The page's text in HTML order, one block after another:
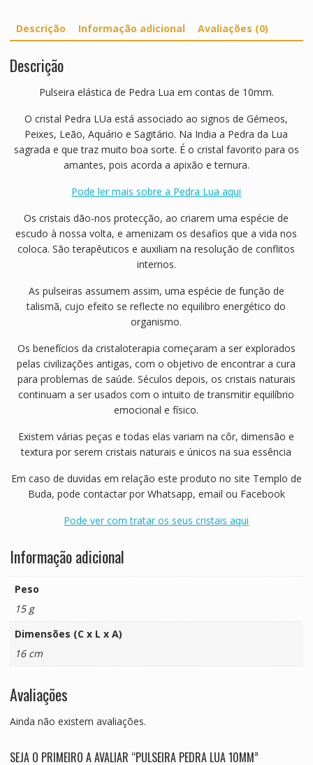
Descrição Informação adicional Avaliações (0)
Descrição
Pulseira elástica de Pedra Lua em contas de 10mm.
O cristal Pedra LUa está associado ao signos de Gémeos,
Peixes, Leão, Aquário e Sagitário. Na India a Pedra da Lua
sagrada e que traz muito boa sorte. É o cristal favorito para os
amantes, pois acorda a apixão e ternura.
Pode ler mais sobre a Pedra Lua aqui
Os cristais dão-nos protecção, ao criarem uma espécie de
escudo à nossa volta, e amenizam os desafios que a vida nos
coloca. São terapêuticos e auxiliam na resolução de conflitos
internos.
As pulseiras assumem assim, uma espécie de função de
talismã, cujo efeito se reflecte no equilibro energético do
organismo.
Os benefícios da cristaloterapia começaram a ser explorados
pelas civilizações antigas, com o objetivo de encontrar a cura
para problemas de saúde. Séculos depois, os cristais naturais
continuam a ser usados com o intuito de transmitir equilíbrio
emocional e físico.
Existem várias peças e todas elas variam na côr, dimensão e
textura por serem cristais naturais e únicos na sua essência
Em caso de duvidas em relação este produto no site Templo de
Buda, pode contactar por Whatsapp, email ou Facebook
Pode ver com tratar os seus cristais aqui
Informação adicional
Peso
15 g
Dimensões (C x L x A)
16 cm
Avaliações
Ainda não existem avaliações.
SEJA O PRIMEIRO A AVALIAR “PULSEIRA PEDRA LUA 10MM”